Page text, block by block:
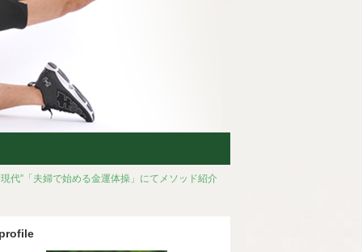
現代”「夫婦で始める金運体操」にてメソッド紹介